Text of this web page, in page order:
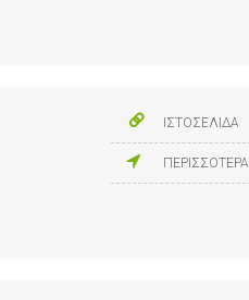
ΙΣΤΟΣΕΛΙΔΑ
ΠΕΡΙΣΣΟΤΕΡΑ